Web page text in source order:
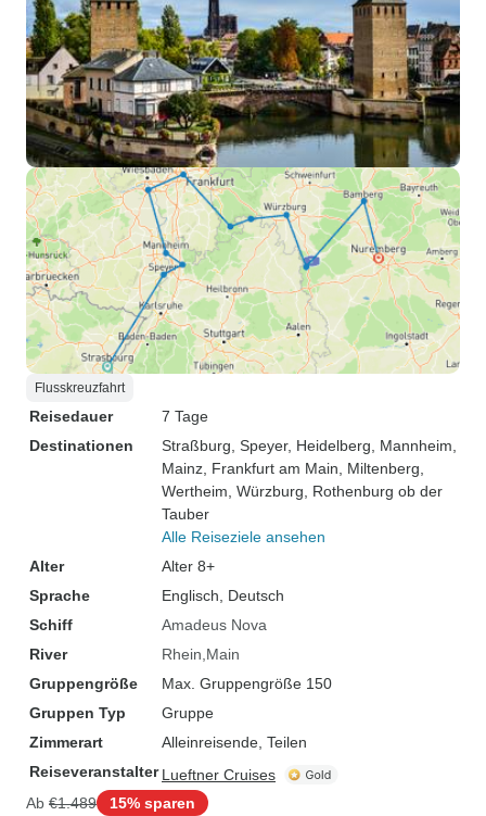
Flusskreuzfahrt
Reisedauer
7 Tage
Destinationen
Straßburg , Speyer, Heidelberg , Mannheim
Mainz , Frankfurt am Main , Miltenberg
Wertheim , Würzburg , Rothenburg ob der
Tauber
Alle Reiseziele ansehen
Alter
Alter 8+
Sprache
Englisch, Deutsch
Schiff
Amadeus Nova
River
Rhein Main
Gruppengröße
Max. Gruppengröße 150
Gruppen Typ
Gruppe
Zimmerart
Alleinreisende, Teilen
Reiseveranstalter Lueftner Cruises
Ab €1.489 15% sparen